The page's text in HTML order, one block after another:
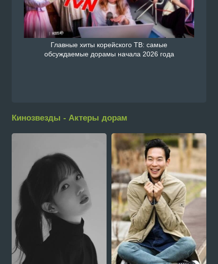
Главные хиты корейского ТВ: самые
обсуждаемые дорамы начала 2026 года
Кинозвезды - Актеры дорам